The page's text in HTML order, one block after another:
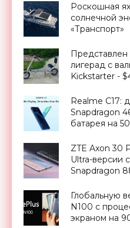
Роскошная
солнечной
«Транспорт»
лигерад с
Kickstarter -
Realme C17:
Snapdragon
батарея на
ZTE Axon 30
Ultra-версии
Snapdragon
Глобальную
N100 c
экраном на